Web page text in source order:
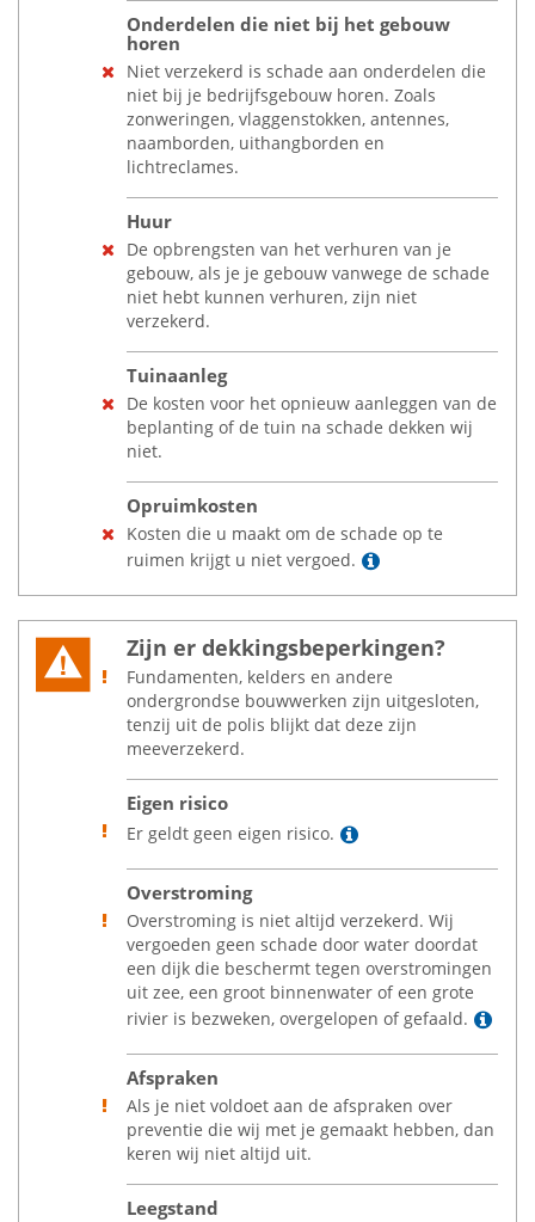
Onderdelen die niet bij het gebouw
horen
Niet verzekerd is schade aan onderdelen die
niet bij je bedrijfsgebouw horen. Zoals
zonweringen, vlaggenstokken, antennes,
naamborden, uithangborden en
lichtreclames.
Huur
De opbrengsten van het verhuren van je
gebouw, als je je gebouw vanwege de schade
niet hebt kunnen verhuren, zijn niet
verzekerd.
Tuinaanleg
De kosten voor het opnieuw aanleggen van de
beplanting of de tuin na schade dekken wij
niet.
Opruimkosten
Kosten die u maakt om de schade op te
ruimen krijgt u niet vergoed.
Lees meer
Zijn er dekkingsbeperkingen?
Fundamenten, kelders en andere
ondergrondse bouwwerken zijn uitgesloten,
tenzij uit de polis blijkt dat deze zijn
meeverzekerd.
Eigen risico
Er geldt geen eigen risico. Lees meer
Overstroming
Overstroming is niet altijd verzekerd. Wij
vergoeden geen schade door water doordat
een dijk die beschermt tegen overstromingen
uit zee, een groot binnenwater of een grote
rivier is bezweken, overgelopen of gefaald.
Afspraken
Als je niet voldoet aan de afspraken over
preventie die wij met je gemaakt hebben, dan
keren wij niet altijd uit.
Leegstand